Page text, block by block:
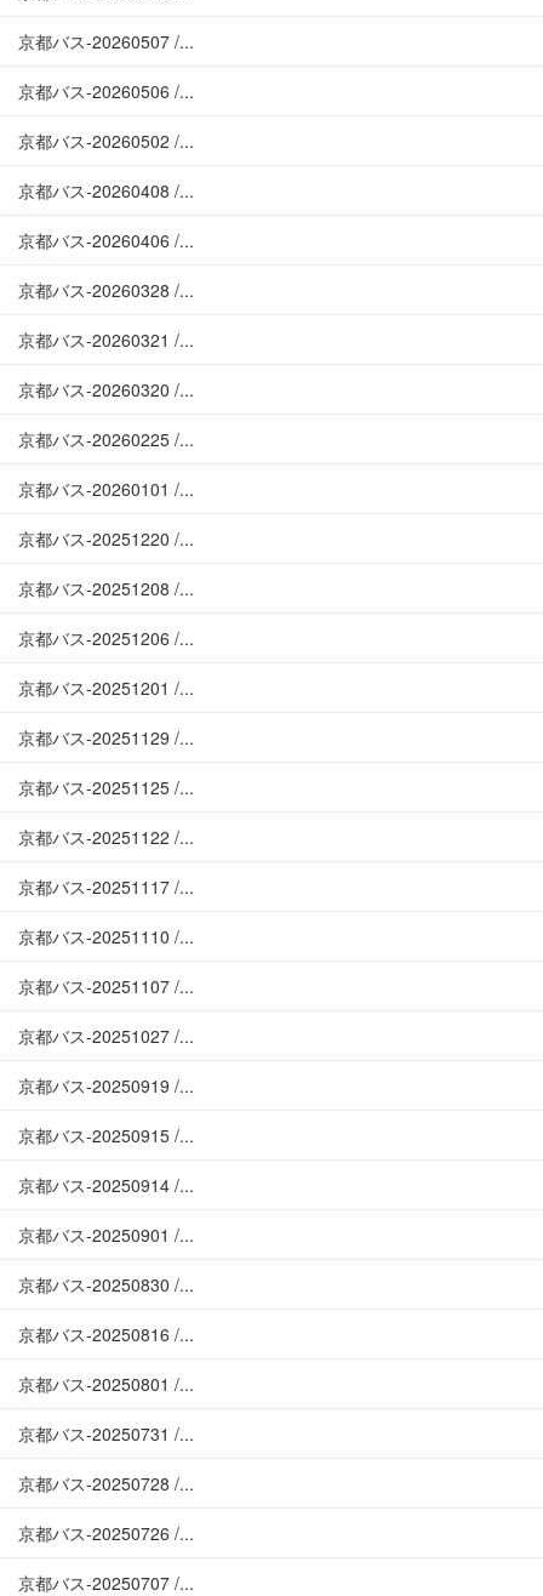
京都バス-20260507 /...
京都バス-20260506 /...
京都バス-20260502 /...
京都バス-20260408 /...
京都バス-20260406 /...
京都バス-20260328 /...
京都バス-20260321 /...
京都バス-20260320 /...
京都バス-20260225 /...
京都バス-20260101 /...
京都バス-20251220 /...
京都バス-20251208 /...
京都バス-20251206 /...
京都バス-20251201 /...
京都バス-20251129 /...
京都バス-20251125 /...
京都バス-20251122 /...
京都バス-20251117 /...
京都バス-20251110 /...
京都バス-20251107 /...
京都バス-20251027 /...
京都バス-20250919 /...
京都バス-20250915 /...
京都バス-20250914 /...
京都バス-20250901 /...
京都バス-20250830 /...
京都バス-20250816 /...
京都バス-20250801 /...
京都バス-20250731 /...
京都バス-20250728 /...
京都バス-20250726 /...
京都バス-20250707 /...